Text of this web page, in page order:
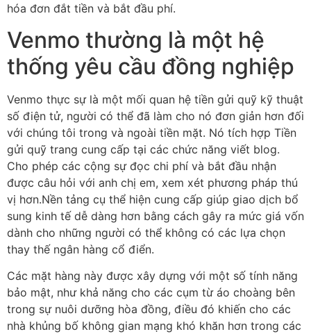
hóa đơn đắt tiền và bắt đầu phí.
Venmo thường là một hệ
thống yêu cầu đồng nghiệp
Venmo thực sự là một mối quan hệ tiền gửi quỹ kỹ thuật
số điện tử, người có thể đã làm cho nó đơn giản hơn đối
với chúng tôi trong và ngoài tiền mặt. Nó tích hợp Tiền
gửi quỹ trang cung cấp tại các chức năng viết blog.
Cho phép các cộng sự đọc chi phí và bắt đầu nhận
được câu hỏi với anh chị em, xem xét phương pháp thú
vị hơn.Nền tảng cụ thể hiện cung cấp giúp giao dịch bổ
sung kinh tế dễ dàng hơn bằng cách gây ra mức giá vốn
dành cho những người có thể không có các lựa chọn
thay thế ngân hàng cổ điển.
Các mặt hàng này được xây dựng với một số tính năng
bảo mật, như khả năng cho các cụm từ áo choàng bên
trong sự nuôi dưỡng hòa đồng, điều đó khiến cho các
nhà khủng bố không gian mạng khó khăn hơn trong các